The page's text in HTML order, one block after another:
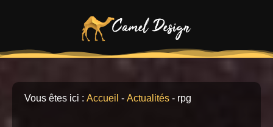
Vous êtes ici : Accueil - Actualités - rpg